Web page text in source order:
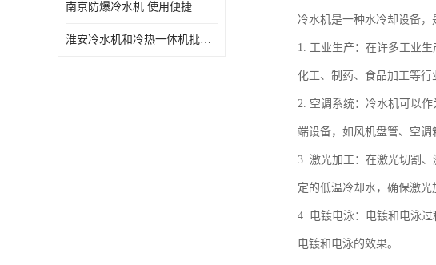
南京防爆冷水机 使用便捷
淮安冷水机和冷热一体机批发 性能稳定
冷水机是一种水冷却设备
1. 工业生产：在许多工业
化工、制药、食品加工等行
2. 空调系统：冷水机可以
端设备，如风机盘管、空调
3. 激光加工：在激光切割
定的低温冷却水，确保激光
4. 电镀电泳：电镀和电泳
电镀和电泳的效果。